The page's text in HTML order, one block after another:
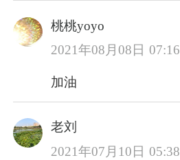
桃桃yoyo
2021年08月08日 07:16
加油
老刘
2021年07月10日 05:38